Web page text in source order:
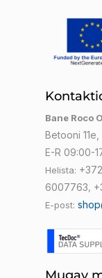
Bane Roco
Betooni 11e,
E-R 09:00-
Helista:
6007763,
E-post: